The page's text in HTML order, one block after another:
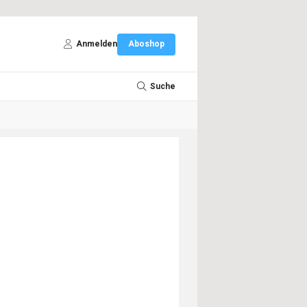
Anmelden Aboshop
Suche